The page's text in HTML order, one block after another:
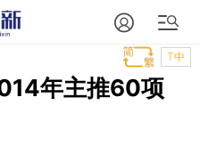
T中
年主推60项